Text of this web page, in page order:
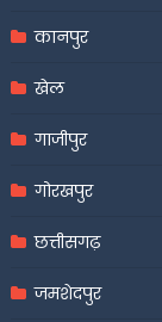
कानपुर
खेल
गाजीपुर
गोरखपुर
छत्तीसगढ़
जमशेदपुर